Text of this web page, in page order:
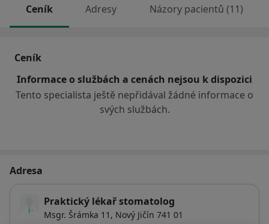
Ceník Adresy Názory pacientů (11)
Ceník
Informace o službách a cenách nejsou k dispozici
Tento specialista ještě nepřidával žádné informace o
svých službách.
Adresa
Praktický lékař stomatolog
Msgr. Šrámka 11, Nový Jičín 741 01